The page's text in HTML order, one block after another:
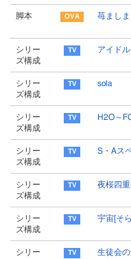
脚本 苺まし
シリー
ズ構成
アイド
シリー
ズ構成
sola
シリー
ズ構成
H2O～
シリー
ズ構成
S・Aス
シリー
ズ構成
夜桜四
シリー
ズ構成
宇宙[そ
シリー
生徒会